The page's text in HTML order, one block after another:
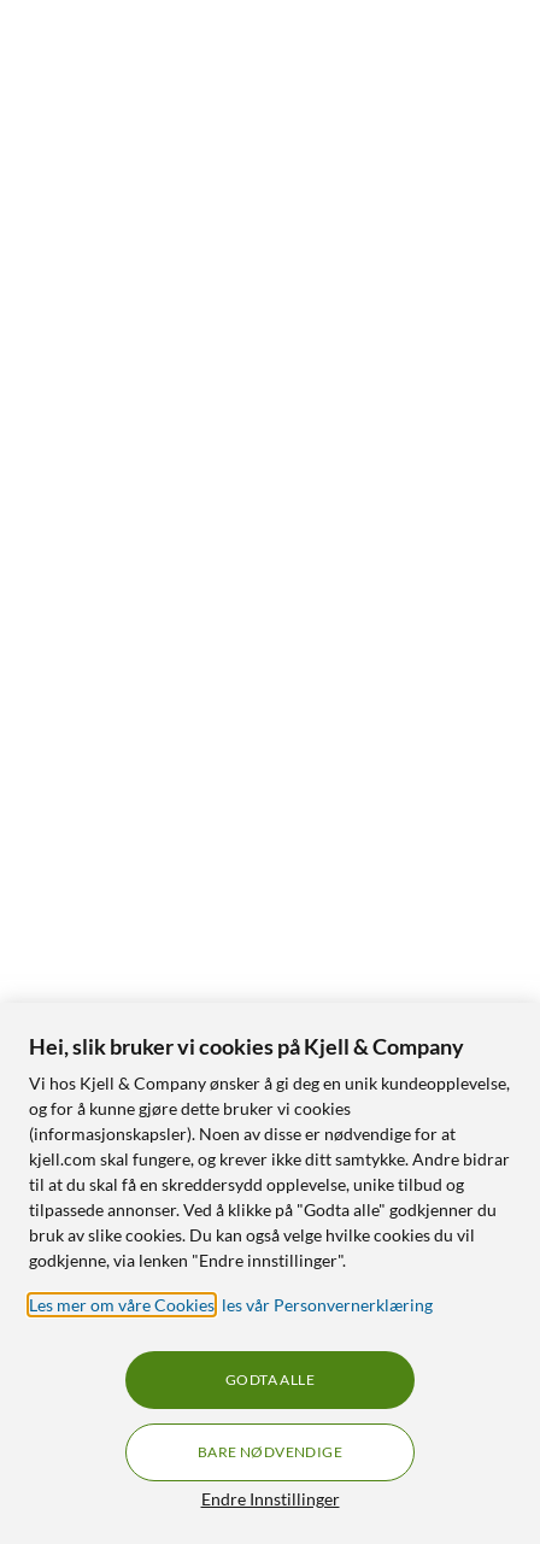
Hei, slik bruker vi cookies på Kjell & Company
Vi hos Kjell & Company ønsker å gi deg en unik kundeopplevelse,
og for å kunne gjøre dette bruker vi cookies
(informasjonskapsler). Noen av disse er nødvendige for at
kjell.com skal fungere, og krever ikke ditt samtykke. Andre bidrar
til at du skal få en skreddersydd opplevelse, unike tilbud og
tilpassede annonser. Ved å klikke på "Godta alle" godkjenner du
bruk av slike cookies. Du kan også velge hvilke cookies du vil
godkjenne, via lenken "Endre innstillinger".
Les mer om våre Cookies les vår Personvernerklæring
Endre Innstillinger
BARE NØDVENDIGE
GODTA ALLE